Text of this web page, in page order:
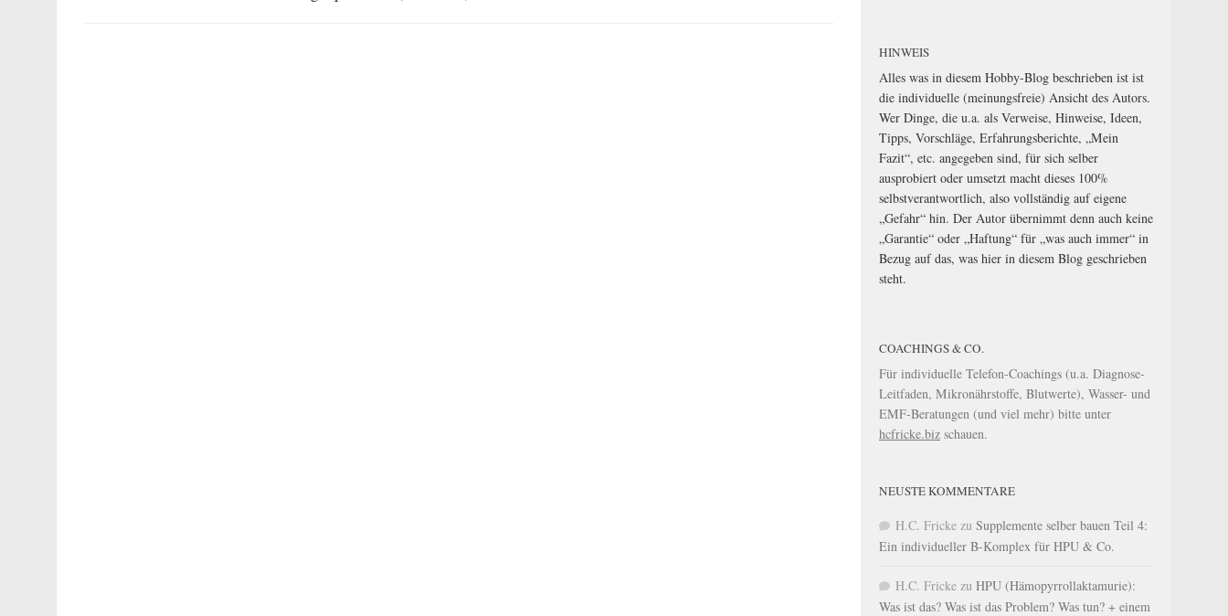
HINWEIS
Alles was in diesem Hobby-Blog beschrieben ist ist
die individuelle (meinungsfreie) Ansicht des Autors.
Wer Dinge, die u.a. als Verweise, Hinweise, Ideen,
Tipps, Vorschläge, Erfahrungsberichte, „Mein
Fazit“, etc. angegeben sind, für sich selber
ausprobiert oder umsetzt macht dieses 100%
selbstverantwortlich, also vollständig auf eigene
„Gefahr“ hin. Der Autor übernimmt denn auch keine
„Garantie“ oder „Haftung“ für „was auch immer“ in
Bezug auf das, was hier in diesem Blog geschrieben
steht.
COACHINGS & CO.
Für individuelle Telefon-Coachings (u.a. Diagnose-
Leitfaden, Mikronährstoffe, Blutwerte), Wasser- und
EMF-Beratungen (und viel mehr) bitte unter
hcfricke.biz schauen.
NEUSTE KOMMENTARE
H.C. Fricke zu Supplemente selber bauen Teil 4:
Ein individueller B-Komplex für HPU & Co.
H.C. Fricke zu HPU (Hämopyrrollaktamurie):
Was ist das? Was ist das Problem? Was tun? + einem